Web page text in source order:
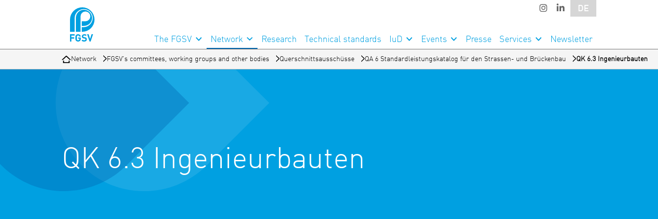
The FGSV Network Research Technical standards IuD Events Presse Services Newsletter
DE
Network FGSV's committees, working groups and other bodies Querschnittsausschüsse QA 6 Standardleistungskatalog für den Strassen- und Brückenbau QK 6.3 Ingenieurbauten
QK 6.3 Ingenieurbauten